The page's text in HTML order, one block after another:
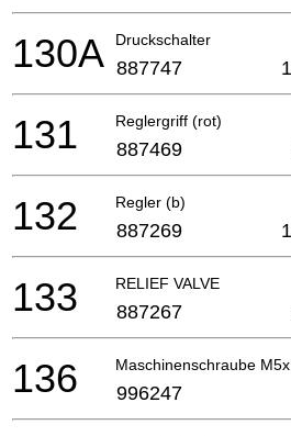
Druckschalter
130A 887747
Reglergriff (rot)
131 887469
Regler (b)
132 887269
RELIEF VALVE
133 887267
Maschinenschraube
136 996247